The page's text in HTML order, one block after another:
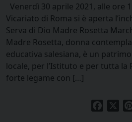
Venerdì 30 aprile 2021, alle ore
Vicariato di Roma si è aperta
Serva di Dio Madre Rosetta
Madre Rosetta, donna
educativa salesiana, è un
locale, per l’Istituto e per tutta la
forte legame con […]